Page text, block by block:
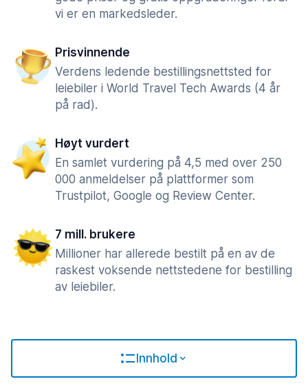
vi er en markedsleder.
Prisvinnende
Verdens ledende bestillingsnettsted for
leiebiler i World Travel Tech Awards (4 år
på rad).
Høyt vurdert
En samlet vurdering på 4,5 med over 250
000 anmeldelser på plattformer som
Trustpilot, Google og Review Center.
7 mill. brukere
Millioner har allerede bestilt på en av de
raskest voksende nettstedene for bestilling
av leiebiler.
Innhold